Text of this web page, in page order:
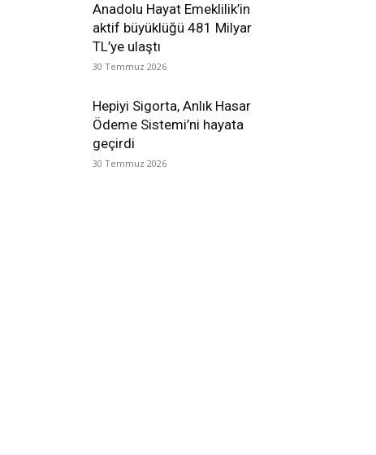
Anadolu Hayat Emeklilik’in
aktif büyüklüğü 481 Milyar
TL’ye ulaştı
30 Temmuz 2026
Hepiyi Sigorta, Anlık Hasar
Ödeme Sistemi’ni hayata
geçirdi
30 Temmuz 2026